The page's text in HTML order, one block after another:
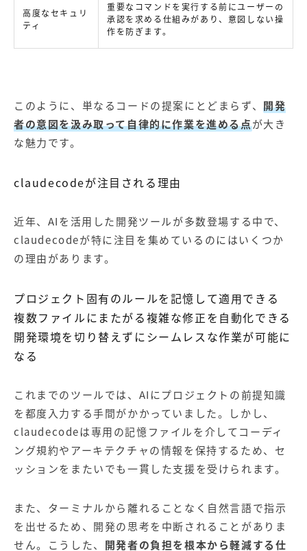
高度なセキュリ
ティ
重要なコマンドを実行する前にユーザーの
承認を求める仕組みがあり、意図しない操
作を防ぎます。
このように、単なるコードの提案にとどまらず、開発
者の意図を汲み取って自律的に作業を進める点が大き
な魅力です。
claudecodeが注目される理由
近年、AIを活用した開発ツールが多数登場する中で、
claudecodeが特に注目を集めているのにはいくつか
の理由があります。
プロジェクト固有のルールを記憶して適用できる
複数ファイルにまたがる複雑な修正を自動化できる
開発環境を切り替えずにシームレスな作業が可能に
なる
これまでのツールでは、AIにプロジェクトの前提知識
を都度入力する手間がかかっていました。しかし、
claudecodeは専用の記憶ファイルを介してコーディ
ング規約やアーキテクチャの情報を保持するため、セ
ッションをまたいでも一貫した支援を受けられます。
また、ターミナルから離れることなく自然言語で指示
を出せるため、開発の思考を中断されることがありま
せん。こうした、 開発者の負担を根本から軽減する仕